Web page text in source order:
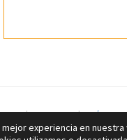
2026 |Aviso legal|Política
experiencia en nuestra